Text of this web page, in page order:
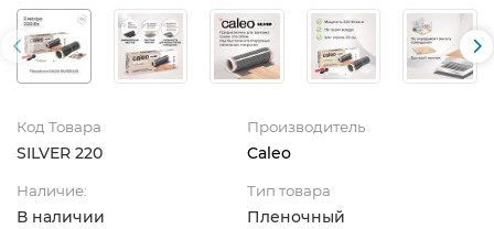
Код Товара
SILVER 220
Производитель
Caleo
Наличие:
В наличии
Тип товара
Пленочный